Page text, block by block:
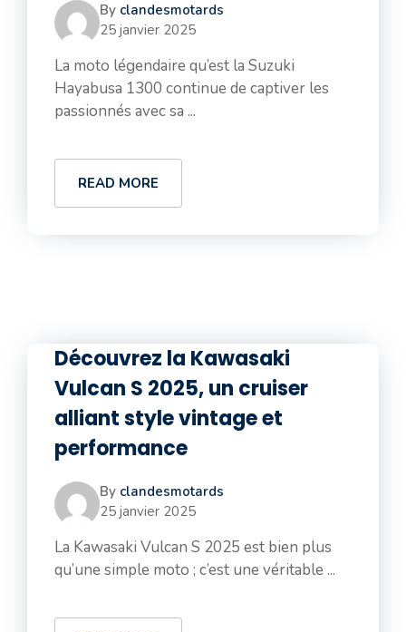
By clandesmotards
25 janvier 2025
La moto légendaire qu’est la Suzuki
Hayabusa 1300 continue de captiver les
passionnés avec sa ...
READ MORE
Découvrez la Kawasaki
Vulcan S 2025, un cruiser
alliant style vintage et
performance
By clandesmotards
25 janvier 2025
La Kawasaki Vulcan S 2025 est bien plus
qu’une simple moto ; c’est une véritable ...